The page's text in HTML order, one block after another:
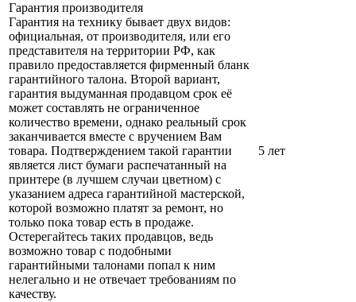
Гарантия производителя
Гарантия на технику бывает двух видов:
официальная, от производителя, или его
представителя на территории РФ, как
правило предоставляется фирменный бланк
гарантийного талона. Второй вариант,
гарантия выдуманная продавцом срок её
может составлять не ограниченное
количество времени, однако реальный срок
заканчивается вместе с вручением Вам
товара. Подтверждением такой гарантии
является лист бумаги распечатанный на
принтере (в лучшем случаи цветном) с
указанием адреса гарантийной мастерской,
которой возможно платят за ремонт, но
только пока товар есть в продаже.
Остерегайтесь таких продавцов, ведь
возможно товар с подобными
гарантийными талонами попал к ним
нелегально и не отвечает требованиям по
качеству.
5 лет